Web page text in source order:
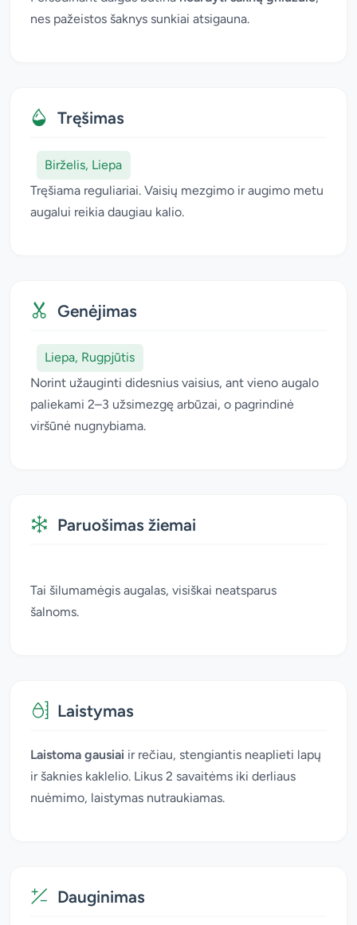
nes pažeistos šaknys sunkiai atsigauna.
Tręšimas
Birželis, Liepa
Tręšiama reguliariai. Vaisių mezgimo ir augimo metu
augalui reikia daugiau kalio.
Genėjimas
Liepa, Rugpjūtis
Norint užauginti didesnius vaisius, ant vieno augalo
paliekami 2–3 užsimezgę arbūzai, o pagrindinė
viršūnė nugnybiama.
Paruošimas žiemai
Tai šilumamėgis augalas, visiškai neatsparus
šalnoms.
Laistymas
Laistoma gausiai ir rečiau, stengiantis neaplieti lapų
ir šaknies kaklelio. Likus 2 savaitėms iki derliaus
nuėmimo, laistymas nutraukiamas.
Dauginimas